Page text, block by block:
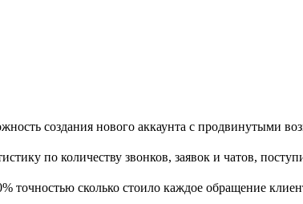
создания нового аккаунта с продвинутыми
по количеству звонков, заявок и чатов,
точностью сколько стоило каждое обращение